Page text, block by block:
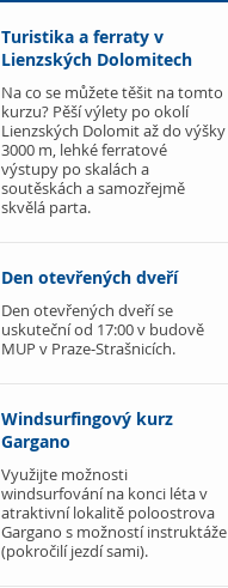
Turistika a ferraty v
Lienzských Dolomitech
Na co se můžete těšit na tomto
kurzu? Pěší výlety po okolí
Lienzských Dolomit až do výšky
3000 m, lehké ferratové
výstupy po skalách a
soutěskách a samozřejmě
skvělá parta.
Den otevřených dveří
Den otevřených dveří se
uskuteční od 17:00 v budově
MUP v Praze-Strašnicích.
Windsurfingový kurz
Gargano
Využijte možnosti
windsurfování na konci léta v
atraktivní lokalitě poloostrova
Gargano s možností instruktáže
(pokročilí jezdí sami).